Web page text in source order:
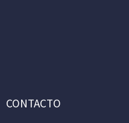
CONTACTO